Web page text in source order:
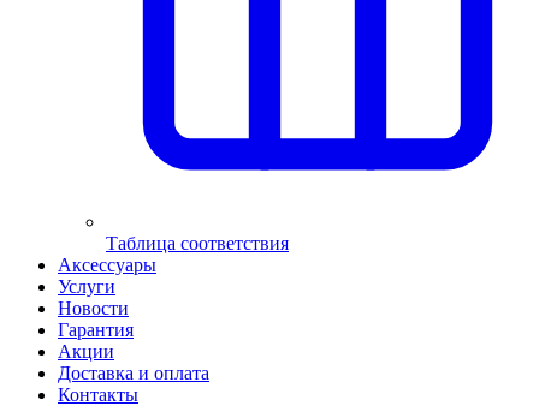
Таблица соответствия
Аксессуары
Услуги
Новости
Гарантия
Акции
Доставка и оплата
Контакты